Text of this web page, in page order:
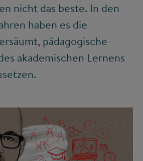
nicht das beste. In den
haben es die
pädagogische
akademischen Lernens